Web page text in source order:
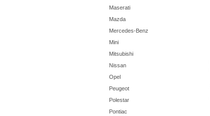
Maserati
Mazda
Mercedes-Benz
Mini
Mitsubishi
Nissan
Opel
Peugeot
Polestar
Pontiac